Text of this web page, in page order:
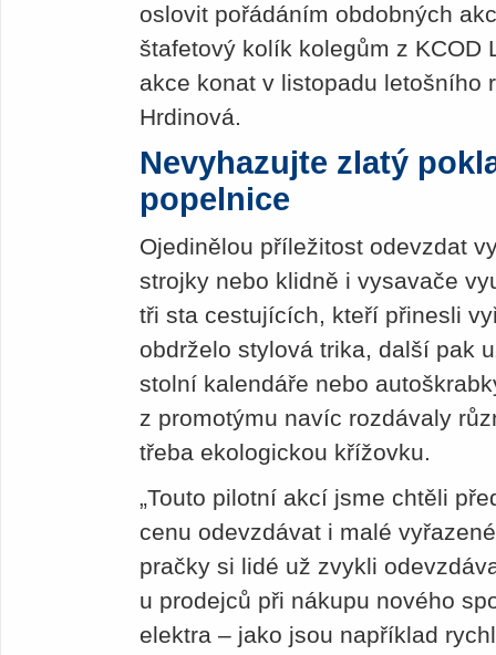
oslovit pořádáním obdobných
štafetový kolík kolegům z KCOD
akce konat v listopadu letošního
Hrdinová.
Nevyhazujte zlatý
popelnice
Ojedinělou příležitost odevzdat
strojky nebo klidně i vysavače
tři sta cestujících, kteří přinesli
obdrželo stylová trika, další pak
stolní kalendáře nebo
z promotýmu navíc rozdávaly
třeba ekologickou křížovku.
„Touto pilotní akcí jsme chtěli
cenu odevzdávat i malé
pračky si lidé už zvykli
u prodejců při nákupu nového
elektra – jako jsou například